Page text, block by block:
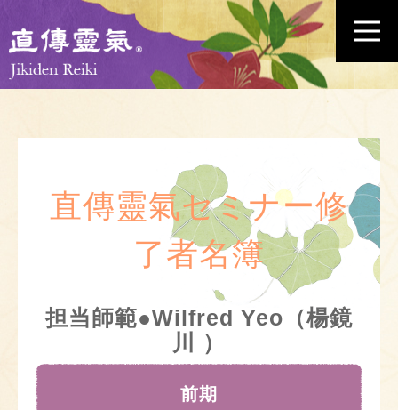
直傳靈氣セミナー修
了者名簿
担当師範●Wilfred Yeo（楊鏡
川 ）
前期